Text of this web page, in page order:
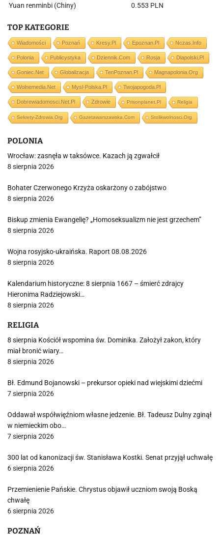
Yuan renminbi (Chiny) 0.553 PLN
TOP KATEGORIE
Wiadomości Poznań Kresy.pl Epoznan.pl Nczas.info
Polonia Publicystyka Dziennik.com Rosja Dlapolski.pl
Goniec.net Globalizacja TenPoznan.pl Magnapolonia.org
Wolnemedia.net Mysl-Polska.pl Twojapogoda.pl
Dobrewiadomosci.net.pl Zdrowie Prisonplanet.pl Religia
Sekrety-Zdrowia.org Gazetawarszawska.com Stolikwolnosci.org
POLONIA
Wrocław: zasnęła w taksówce. Kazach ją zgwałcił
8 sierpnia 2026
Bohater Czerwonego Krzyża oskarżony o zabójstwo
8 sierpnia 2026
Biskup zmienia Ewangelię? „Homoseksualizm nie jest grzechem”
8 sierpnia 2026
Wojna rosyjsko-ukraińska. Raport 08.08.2026
8 sierpnia 2026
Kalendarium historyczne: 8 sierpnia 1667 – śmierć zdrajcy
Hieronima Radziejowski…
8 sierpnia 2026
RELIGIA
8 sierpnia Kościół wspomina św. Dominika. Założył zakon, który
miał bronić wiary…
8 sierpnia 2026
Bł. Edmund Bojanowski – prekursor opieki nad wiejskimi dziećmi
7 sierpnia 2026
Oddawał współwięźniom własne jedzenie. Bł. Tadeusz Dulny zginął
w niemieckim obo…
7 sierpnia 2026
300 lat od kanonizacji św. Stanisława Kostki. Senat przyjął uchwałę
6 sierpnia 2026
Przemienienie Pańskie. Chrystus objawił uczniom swoją Boską
chwałę
6 sierpnia 2026
POZNAŃ